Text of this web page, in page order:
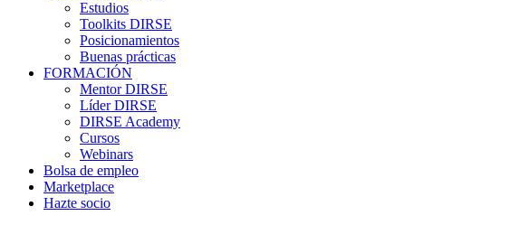
Estudios
Toolkits DIRSE
Posicionamientos
Buenas prácticas
FORMACIÓN
Mentor DIRSE
Líder DIRSE
DIRSE Academy
Cursos
Webinars
Bolsa de empleo
Marketplace
Hazte socio